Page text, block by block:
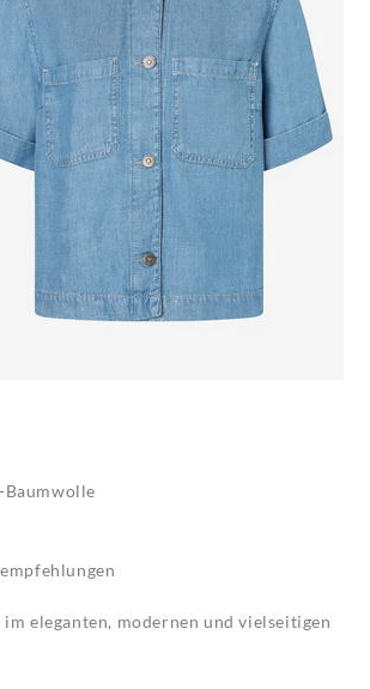
eleganten, modernen und vielseitigen